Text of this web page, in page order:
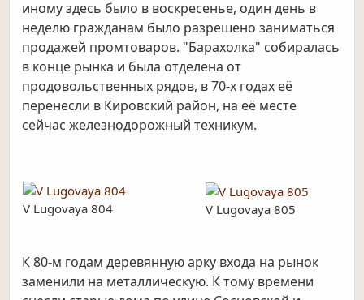
иному здесь было в воскресенье, один день в
неделю гражданам было разрешено заниматься
продажей промтоваров. "Барахолка" собиралась
в конце рынка и была отделена от
продовольственных рядов, в 70-х годах её
перенесли в Кировский район, на её месте
сейчас железнодорожный техникум.
V Lugovaya 804 V Lugovaya 805
К 80-м годам деревянную арку входа на рынок
заменили на металлическую. К тому времени